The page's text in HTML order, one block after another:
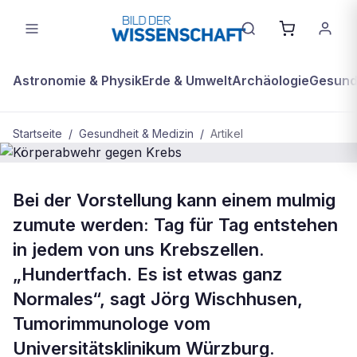
Astronomie & PhysikErde & UmweltArchäologie
Startseite / Gesundheit & Medizin / Artikel
BDW Plus GESUNDHEIT & MEDIZIN
Körperabwehr gegen Krebs
Bei der Vorstellung kann einem mulmig
zumute werden: Tag für Tag entstehen
in jedem von uns Krebszellen.
„Hundertfach. Es ist etwas ganz
Normales“, sagt Jörg Wischhusen,
Tumorimmunologe vom
Universitätsklinikum Würzburg.